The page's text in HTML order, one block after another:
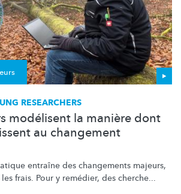
RESEARCHERS
modélisent la manière dont
au changement
entraîne des changements majeurs,
frais. Pour y remédier, des cherche...